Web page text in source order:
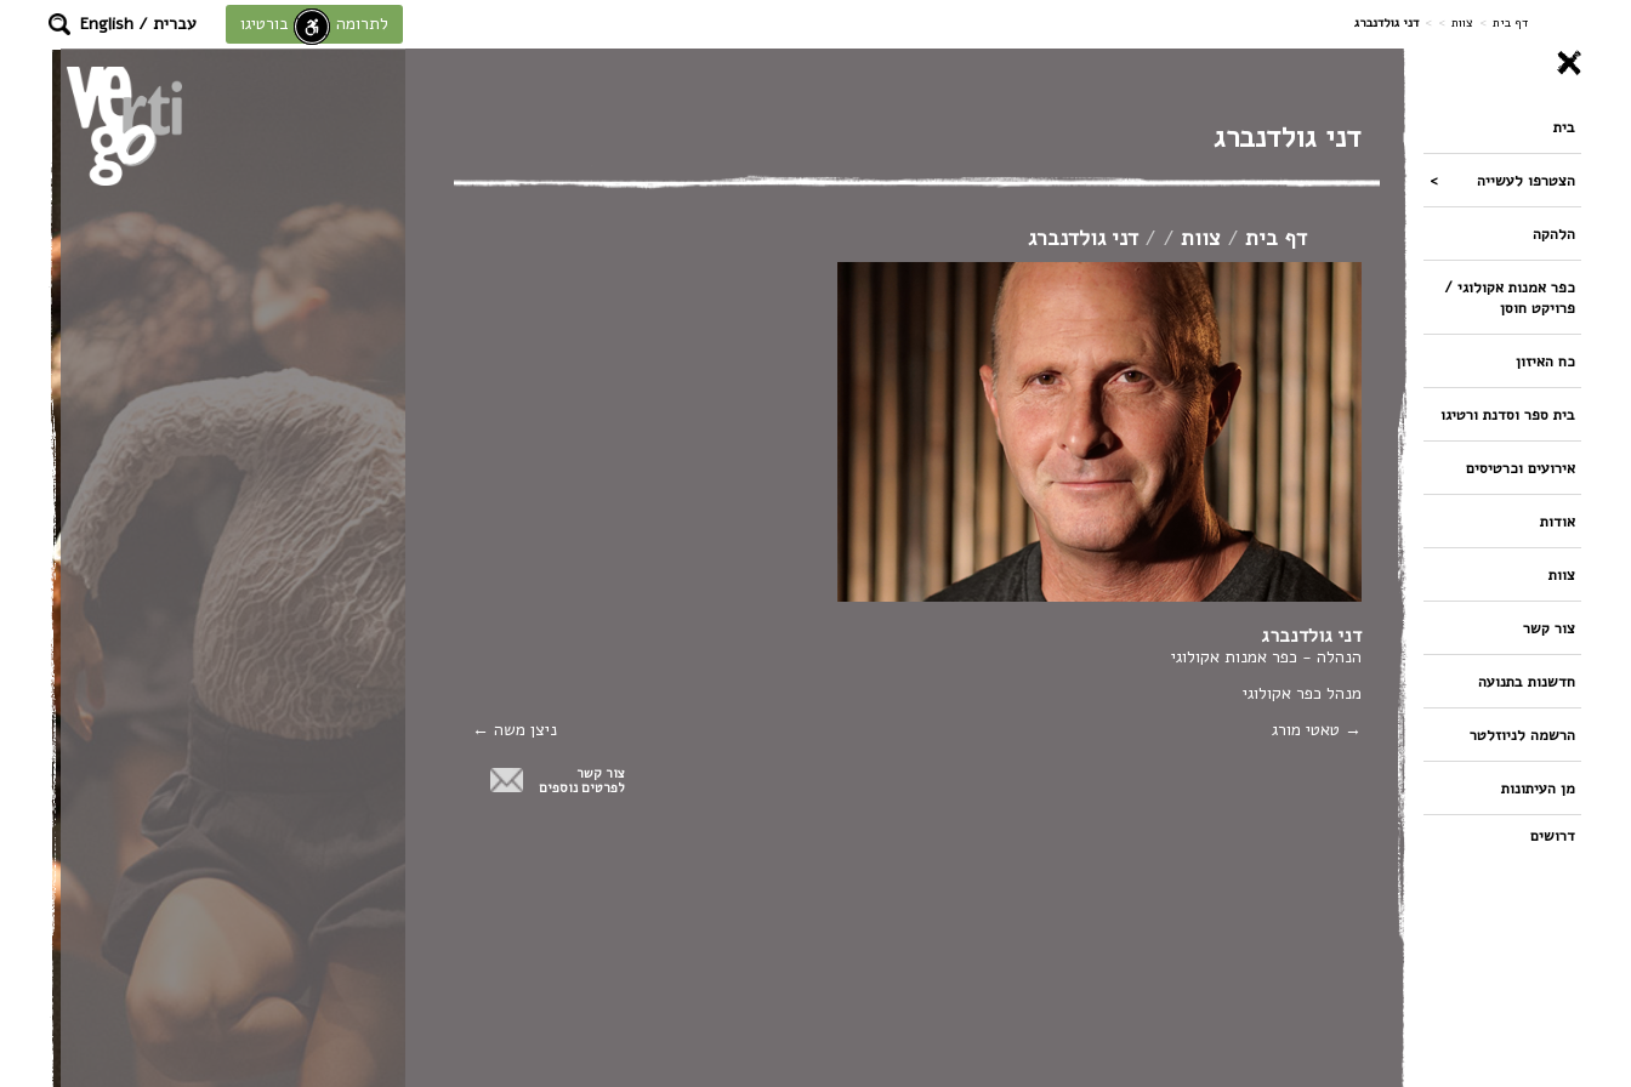
דף בית > צוות >
> דני גולדנברג לתרומה לחוסן בורטיגו עברית /
English
בית
הצטרפו לעשייה
הלהקה
כפר אמנות אקולוגי /
פרויקט חוסן
כח האיזון
בית ספר וסדנת ורטיגו
אירועים וכרטיסים
אודות
צוות
צור קשר
חדשנות בתנועה
הרשמה לניוזלטר
מן העיתונות
דרושים
דני גולדנברג
דף בית / צוות /
/ דני גולדנברג
דני גולדנברג
הנהלה - כפר אמנות אקולוגי
מנהל כפר אקולוגי
טאטי מורג
ניצן משה
צור קשר
לפרטים נוספים